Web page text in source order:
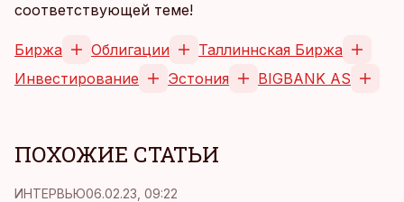
соответствующей теме!
Биржа Облигации
Таллиннская Биржа
Инвестирование
Эстония BIGBANK AS
ПОХОЖИЕ СТАТЬИ
ИНТЕРВЬЮ06.02.23, 09:22